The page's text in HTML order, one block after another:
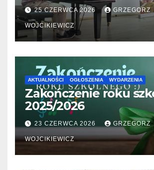
06.2026
25 CZERWCA 2026 GRZEGORZ
WOJCIKIEWICZ
AKTUALNOŚCI OGŁOSZENIA WYDARZENIA
Zakończenie roku
2025/2026
23 CZERWCA 2026 GRZEGORZ
WOJCIKIEWICZ